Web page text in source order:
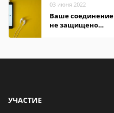
03 июня 2022
Ваше соединение
не защищено
УЧАСТИЕ